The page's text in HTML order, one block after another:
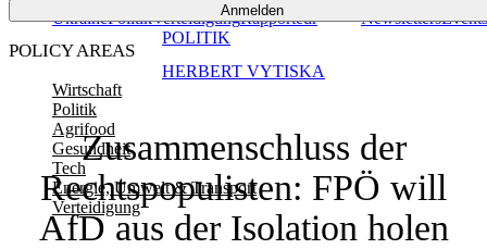
Anmelden
POLICY AREAS
Wirtschaft
Politik
Agrifood
Gesundheit
Tech
Energie, Umwelt & Transport
Verteidigung
UkrainePolitikVerteidigungRapporteur NewslettersEvents
Zusammenschluss der
Rechtspopulisten: FPÖ will
AfD aus der Isolation holen
HERBERT VYTISKA
POLITIK